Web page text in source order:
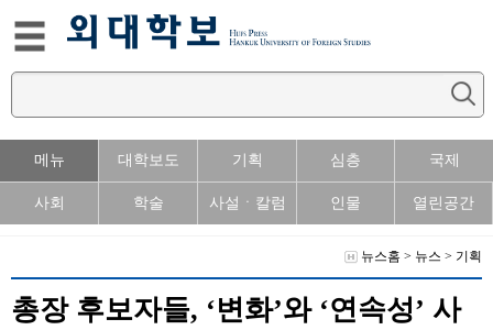
메뉴 대학보도 기획 심층 국제
사회 학술 사설ㆍ칼럼 인물 열린공간
뉴스홈 > 뉴스 > 기획
총장 후보자들, ‘변화’와 ‘연속성’ 사